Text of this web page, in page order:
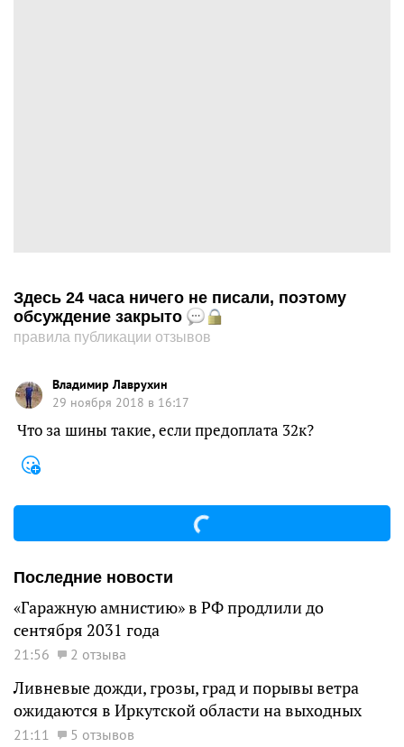
Здесь 24 часа ничего не писали, поэтому
обсуждение закрыто
правила публикации отзывов
Владимир Лаврухин
29 ноября 2018 в 16:17
Что за шины такие, если предоплата 32к?
Последние новости
«Гаражную амнистию» в РФ продлили до
сентября 2031 года
21:56 2 отзыва
Ливневые дожди, грозы, град и порывы ветра
ожидаются в Иркутской области на выходных
21:11 5 отзывов